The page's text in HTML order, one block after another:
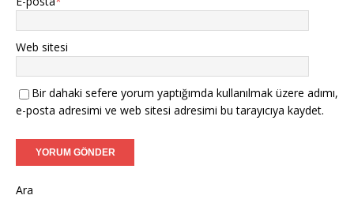
Web sitesi
Bir dahaki sefere yorum yaptığımda kullanılmak üzere adımı,
e-posta adresimi ve web sitesi adresimi bu tarayıcıya kaydet.
Ara